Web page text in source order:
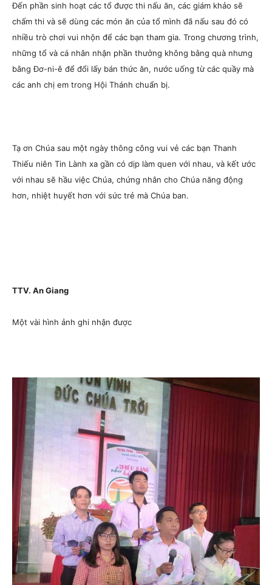
Đến phần sinh hoạt các tổ được thi nấu ăn, các giám khảo sẽ
chấm thi và sẽ dùng các món ăn của tổ mình đã nấu sau đó có
nhiều trò chơi vui nhộn để các bạn tham gia. Trong chương trình,
những tổ và cá nhân nhận phần thưởng không bằng quà nhưng
bằng Đơ-ni-ê để đổi lấy bán thức ăn, nước uống từ các quầy mà
các anh chị em trong Hội Thánh chuẩn bị.
Tạ ơn Chúa sau một ngày thông công vui vẻ các bạn Thanh
Thiếu niên Tin Lành xa gần có dịp làm quen với nhau, và kết ước
với nhau sẽ hầu việc Chúa, chứng nhân cho Chúa năng động
hơn, nhiệt huyết hơn với sức trẻ mà Chúa ban.
TTV. An Giang
Một vài hình ảnh ghi nhận được